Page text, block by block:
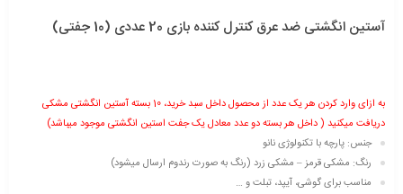
آستین انگشتی ضد عرق کنترل کننده بازی 20 عددی (10 جفتی)
به ازای وارد کردن هر یک عدد از محصول داخل سبد خرید، 10 بسته آستین انگشتی مشکی
دریافت میکنید ( داخل هر بسته دو عدد معادل یک جفت استین انگشتی موجود میباشد)
جنس: پارچه با تکنولوژی نانو
رنگ: مشکی قرمز – مشکی زرد (رنگ به صورت رندوم ارسال میشود)
مناسب برای گوشی، آیپد، تبلت و …